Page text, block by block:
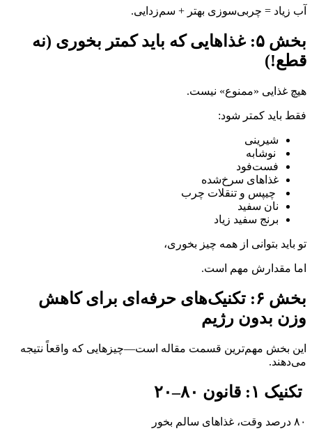
آب زیاد = چربی‌سوزی بهتر + سم‌زدایی.
بخش ۵: غذاهایی که باید کمتر بخوری (نه
قطع!)
هیچ غذایی «ممنوع» نیست.
فقط باید کمتر شود:
شیرینی
نوشابه
فست‌فود
غذاهای سرخ‌شده
چیپس و تنقلات چرب
نان سفید
برنج سفید زیاد
تو باید بتوانی از همه چیز بخوری،
اما مقدارش مهم است.
بخش ۶: تکنیک‌های حرفه‌ای برای کاهش
وزن بدون رژیم
این بخش مهم‌ترین قسمت مقاله است—چیزهایی که واقعاً نتیجه
می‌دهند.
تکنیک ۱: قانون ۸۰–۲۰
۸۰ درصد وقت، غذاهای سالم بخور